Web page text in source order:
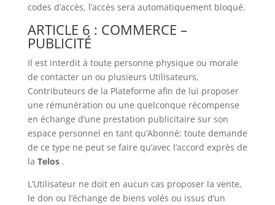
codes d’accès, l’accès sera automatiquement bloqué.
ARTICLE 6 : COMMERCE –
PUBLICITÉ
Il est interdit à toute personne physique ou morale
de contacter un ou plusieurs Utilisateurs,
Contributeurs de la Plateforme afin de lui proposer
une rémunération ou une quelconque récompense
en échange d’une prestation publicitaire sur son
espace personnel en tant qu’Abonné; toute demande
de ce type ne peut se faire qu’avec l’accord exprès de
la Telos.
L’Utilisateur ne doit en aucun cas proposer la vente,
le don ou l’échange de biens volés ou issus d’un